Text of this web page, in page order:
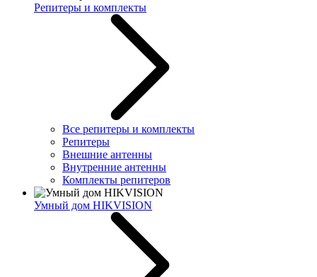
Репитеры и комплекты
Все репитеры и комплекты
Репитеры
Внешние антенны
Внутренние антенны
Комплекты репитеров
Умный дом HIKVISION